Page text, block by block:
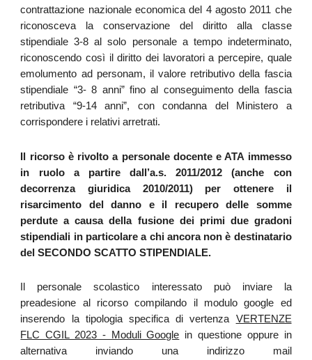
contrattazione nazionale economica del 4 agosto 2011 che
riconosceva la conservazione del diritto alla classe
stipendiale 3-8 al solo personale a tempo indeterminato,
riconoscendo così il diritto dei lavoratori a percepire, quale
emolumento ad personam, il valore retributivo della fascia
stipendiale “3- 8 anni” fino al conseguimento della fascia
retributiva “9-14 anni”, con condanna del Ministero a
corrispondere i relativi arretrati.
Il ricorso è rivolto a personale docente e ATA immesso
in ruolo a partire dall’a.s. 2011/2012 (anche con
decorrenza giuridica 2010/2011) per ottenere il
risarcimento del danno e il recupero delle somme
perdute a causa della fusione dei primi due gradoni
stipendiali in particolare a chi ancora non è destinatario
del SECONDO SCATTO STIPENDIALE.
Il personale scolastico interessato può inviare la
preadesione al ricorso compilando il modulo google ed
inserendo la tipologia specifica di vertenza VERTENZE
FLC CGIL 2023 - Moduli Google in questione oppure in
alternativa inviando una indirizzo mail